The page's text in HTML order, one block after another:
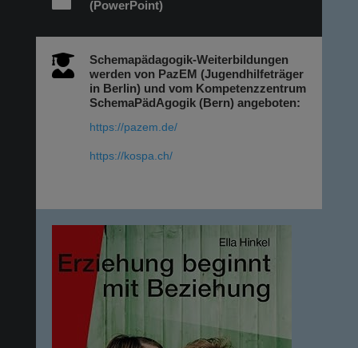
(PowerPoint)

Schemapädagogik-Weiterbildungen
werden von PazEM (Jugendhilfeträger
in Berlin) und vom Kompetenzzentrum
SchemaPädAgogik (Bern) angeboten:
https://pazem.de/
https://kospa.ch/